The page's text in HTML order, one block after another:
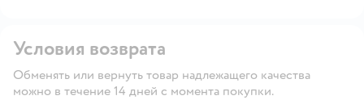
Условия возврата
Обменять или вернуть товар надлежащего качества
можно в течение 14 дней с момента покупки.